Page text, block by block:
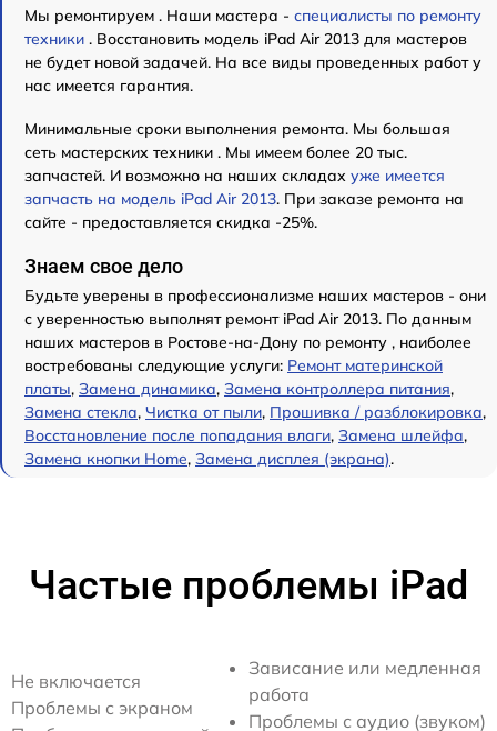
Мы ремонтируем . Наши мастера - специалисты по ремонту
техники . Восстановить модель iPad Air 2013 для мастеров
не будет новой задачей. На все виды проведенных работ у
нас имеется гарантия.
Минимальные сроки выполнения ремонта. Мы большая
сеть мастерских техники . Мы имеем более 20 тыс.
запчастей. И возможно на наших складах уже имеется
запчасть на модель iPad Air 2013. При заказе ремонта на
сайте - предоставляется скидка -25%.
Знаем свое дело
Будьте уверены в профессионализме наших мастеров - они
с уверенностью выполнят ремонт iPad Air 2013. По данным
наших мастеров в Ростове-на-Дону по ремонту , наиболее
востребованы следующие услуги: Ремонт материнской
платы, Замена динамика, Замена контроллера питания,
Замена стекла, Чистка от пыли, Прошивка / разблокировка,
Восстановление после попадания влаги, Замена шлейфа,
Замена кнопки Home, Замена дисплея (экрана).
Частые проблемы iPad
Не включается
Проблемы с экраном
Зависание или медленная
работа
Проблемы с аудио (звуком)